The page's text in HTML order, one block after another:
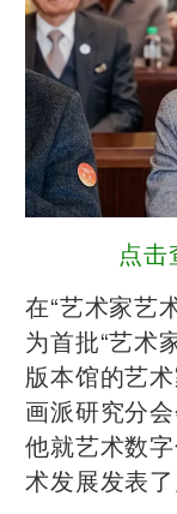
点击
在“艺术家艺
为首批“艺术
版本馆的艺
画派研究分
他就艺术数
术发展发表了